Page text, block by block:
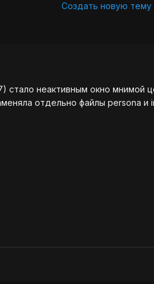
Создать новую тему
стало неактивным окно мнимой
отдельно файлы persona и